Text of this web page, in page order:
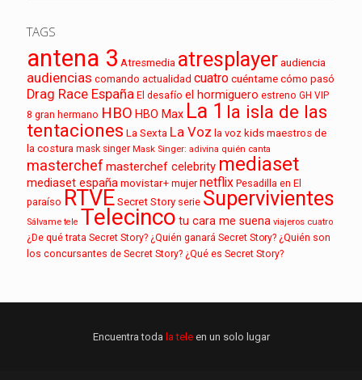
TAGS
antena 3 Atresmedia atresplayeraudiencia
audiencias comando actualidad cuatrocuéntame cómo pasó
Drag Race España El desafío el hormiguero estreno GH VIP
8 gran hermano HBO HBO Max La 1 la isla de las
tentaciones La Sexta La Voz la voz kids maestros de
la costura mask singer Mask Singer: adivina quién canta
masterchef masterchef celebrity mediaset
mediaset españa movistar+ mujer netflix Pesadilla en El
paraíso RTVE Secret Story serie Supervivientes
Sálvame tele Telecinco tu cara me suena viajeros cuatro
¿De qué trata Secret Story? ¿Quién ganará Secret Story? ¿Quién son
los concursantes de Secret Story? ¿Qué es Secret Story?
Encuentra toda la tele en un solo lugar